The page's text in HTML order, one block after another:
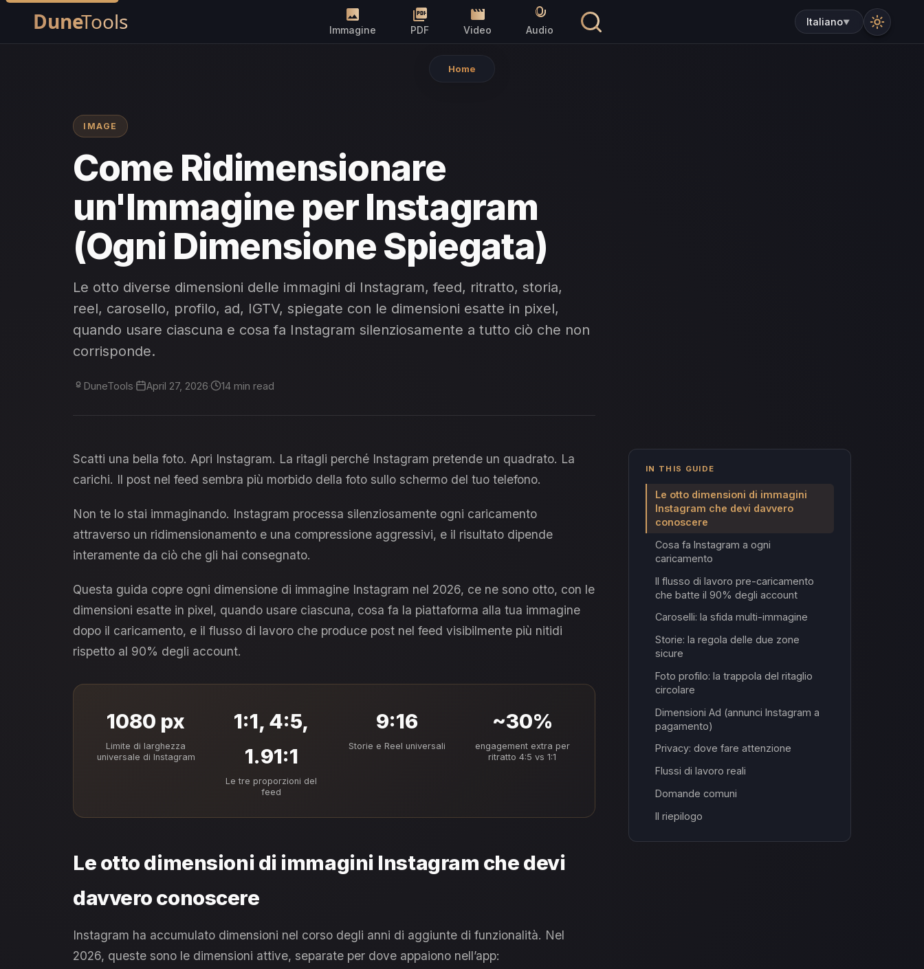
Immagine PDF Video Audio
Italiano▼
Home
IMAGE
Come Ridimensionare
un'Immagine per Instagram
(Ogni Dimensione Spiegata)
Le otto diverse dimensioni delle immagini di Instagram, feed, ritratto, storia,
reel, carosello, profilo, ad, IGTV, spiegate con le dimensioni esatte in pixel,
quando usare ciascuna e cosa fa Instagram silenziosamente a tutto ciò che non
corrisponde.
DuneTools· April 27, 2026· 14 min read
Scatti una bella foto. Apri Instagram. La ritagli perché Instagram pretende un quadrato. La
carichi. Il post nel feed sembra più morbido della foto sullo schermo del tuo telefono.
Non te lo stai immaginando. Instagram processa silenziosamente ogni caricamento
attraverso un ridimensionamento e una compressione aggressivi, e il risultato dipende
interamente da ciò che gli hai consegnato.
Questa guida copre ogni dimensione di immagine Instagram nel 2026, ce ne sono otto, con le
dimensioni esatte in pixel, quando usare ciascuna, cosa fa la piattaforma alla tua immagine
dopo il caricamento, e il flusso di lavoro che produce post nel feed visibilmente più nitidi
rispetto al 90% degli account.
1080 px
Limite di larghezza
universale di Instagram
1:1, 4:5,
1.91:1
Le tre proporzioni del
feed
9:16
Storie e Reel universali
~30%
engagement extra per
ritratto 4:5 vs 1:1
Le otto dimensioni di immagini Instagram che devi
davvero conoscere
Instagram ha accumulato dimensioni nel corso degli anni di aggiunte di funzionalità. Nel
2026, queste sono le dimensioni attive, separate per dove appaiono nell’app:
IN THIS GUIDE
Le otto dimensioni di immagini
Instagram che devi davvero
conoscere
Cosa fa Instagram a ogni
caricamento
Il flusso di lavoro pre-caricamento
che batte il 90% degli account
Caroselli: la sfida multi-immagine
Storie: la regola delle due zone
sicure
Foto profilo: la trappola del ritaglio
circolare
Dimensioni Ad (annunci Instagram a
pagamento)
Privacy: dove fare attenzione
Flussi di lavoro reali
Domande comuni
Il riepilogo